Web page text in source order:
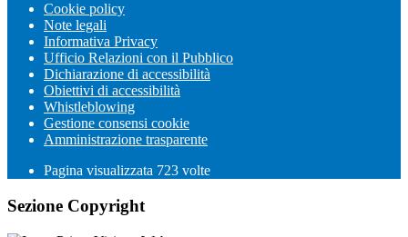
Cookie policy
Note legali
Informativa Privacy
Ufficio Relazioni con il Pubblico
Dichiarazione di accessibilità
Obiettivi di accessibilità
Whistleblowing
Gestione consensi cookie
Amministrazione trasparente
Pagina visualizzata 723 volte
Sezione Copyright